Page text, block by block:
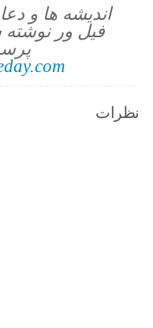
اندیشه ها و
فیل ور
نظرات